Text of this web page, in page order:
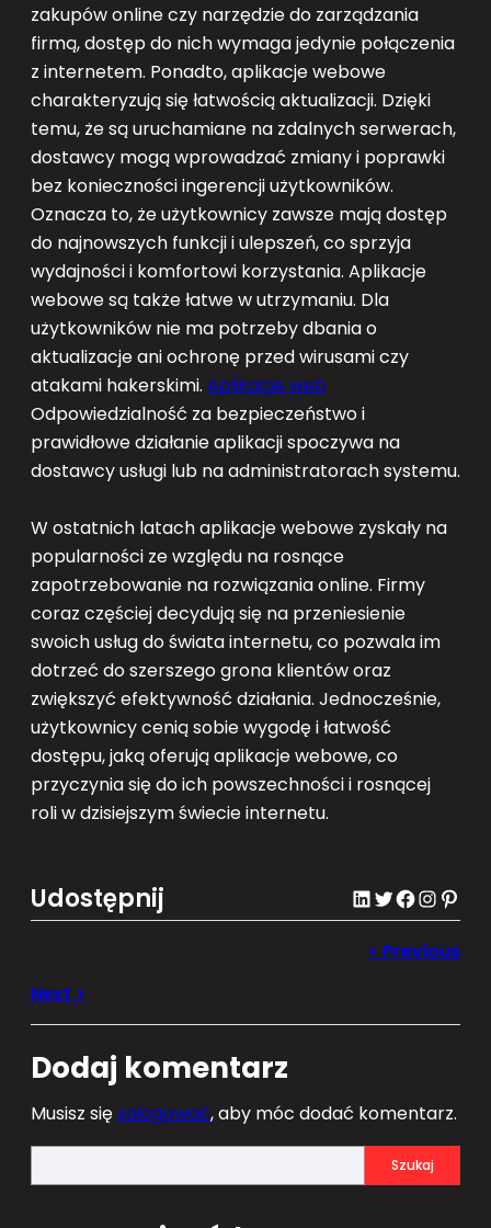
zakupów online czy narzędzie do zarządzania
firmą, dostęp do nich wymaga jedynie połączenia
z internetem. Ponadto, aplikacje webowe
charakteryzują się łatwością aktualizacji. Dzięki
temu, że są uruchamiane na zdalnych serwerach,
dostawcy mogą wprowadzać zmiany i poprawki
bez konieczności ingerencji użytkowników.
Oznacza to, że użytkownicy zawsze mają dostęp
do najnowszych funkcji i ulepszeń, co sprzyja
wydajności i komfortowi korzystania. Aplikacje
webowe są także łatwe w utrzymaniu. Dla
użytkowników nie ma potrzeby dbania o
aktualizacje ani ochronę przed wirusami czy
atakami hakerskimi. Aplikacje web
Odpowiedzialność za bezpieczeństwo i
prawidłowe działanie aplikacji spoczywa na
dostawcy usługi lub na administratorach systemu.
W ostatnich latach aplikacje webowe zyskały na
popularności ze względu na rosnące
zapotrzebowanie na rozwiązania online. Firmy
coraz częściej decydują się na przeniesienie
swoich usług do świata internetu, co pozwala im
dotrzeć do szerszego grona klientów oraz
zwiększyć efektywność działania. Jednocześnie,
użytkownicy cenią sobie wygodę i łatwość
dostępu, jaką oferują aplikacje webowe, co
przyczynia się do ich powszechności i rosnącej
roli w dzisiejszym świecie internetu.
Udostępnij LinkedIn Twitter Facebook Instagram Pinterest
Dodaj komentarz
Musisz się zalogować, aby móc dodać komentarz.
e
Szukaj